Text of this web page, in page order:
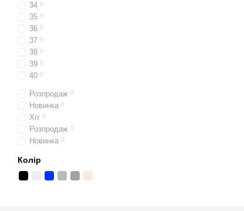
34 0
35 0
36 0
37 0
38 0
39 0
40 0
Розпродаж 0
Новинка 0
Хіт 0
Розпродаж 0
Новинка 0
Колір